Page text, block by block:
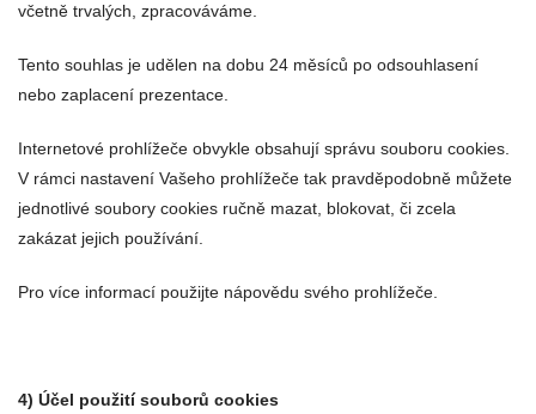
včetně trvalých, zpracováváme.
Tento souhlas je udělen na dobu 24 měsíců po odsouhlasení
nebo zaplacení prezentace.
Internetové prohlížeče obvykle obsahují správu souboru cookies.
V rámci nastavení Vašeho prohlížeče tak pravděpodobně můžete
jednotlivé soubory cookies ručně mazat, blokovat, či zcela
zakázat jejich používání.
Pro více informací použijte nápovědu svého prohlížeče.
4) Účel použití souborů cookies